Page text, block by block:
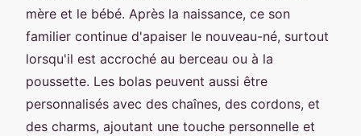
mère et le bébé. Après la naissance, ce son
familier continue d'apaiser le nouveau-né, surtout
lorsqu'il est accroché au berceau ou à la
poussette. Les bolas peuvent aussi être
personnalisés avec des chaînes, des cordons, et
des charms, ajoutant une touche personnelle et